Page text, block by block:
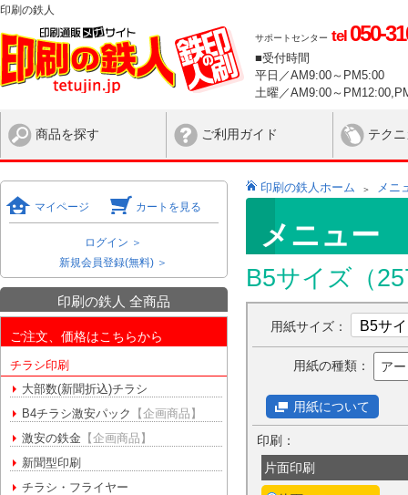
印刷の鉄人
サポートセンター tel 050-
■受付時間
平日／AM9:00～PM5:00
土曜／AM9:00～
商品を探す ご利用ガイド テク
マイページ カートを見る
ログイン ＞
新規会員登録(無料) ＞
印刷の鉄人 全商品
ご注文、価格はこちらから
チラシ印刷
大部数(新聞折込)チラシ
B4チラシ激安パック
【企画商品】
激安の鉄金 【企画商品】
新聞型印刷
チラシ・フライヤー
印刷の鉄人ホーム メニ
メニュー
B5サイズ（
用紙サイズ：
用紙の種類： ア
用紙について
印刷：
片面印刷